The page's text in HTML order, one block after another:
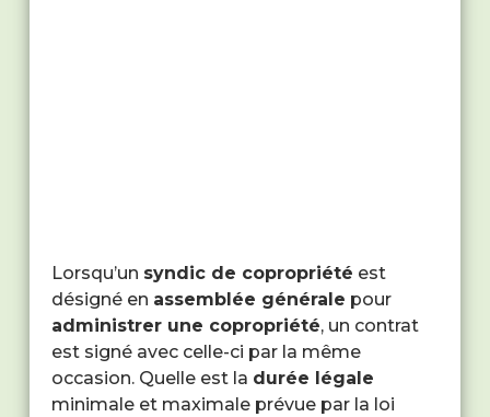
Lorsqu’un syndic de copropriété est
désigné en assemblée générale pour
administrer une copropriété, un contrat
est signé avec celle-ci par la même
occasion. Quelle est la durée légale
minimale et maximale prévue par la loi